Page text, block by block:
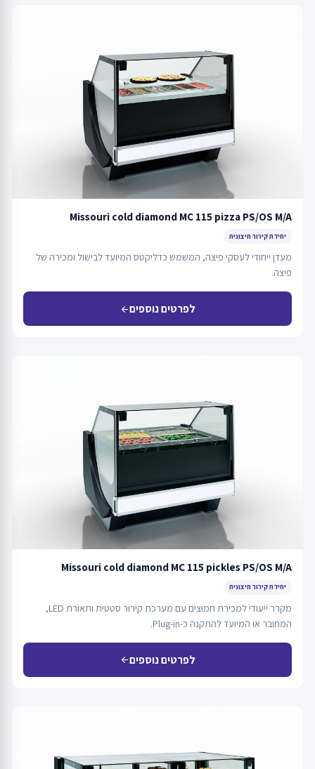
Missouri cold diamond MC 115 pizza PS/OS M/A
יחידת קירור חיצונית
מעדן ייחודי לעסקי פיצה, המשמש כדליקטס המיועד לבישול ומכירה של
פיצה.
לפרטים נוספיםarrow_back
Missouri cold diamond MC 115 pickles PS/OS M/A
יחידת קירור חיצונית
מקרר ייעודי למכירת חמוצים עם מערכת קירור סטטית ותאורת LED,
המחובר או המיועד להתקנה כ-Plug-in.
לפרטים נוספיםarrow_back